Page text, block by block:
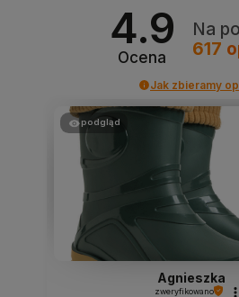
4.9
Ocena
Na
617
Jak zbieramy
podgląd
Agnieszka
zweryfikowano